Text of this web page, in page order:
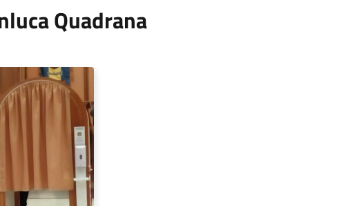
Quadrana